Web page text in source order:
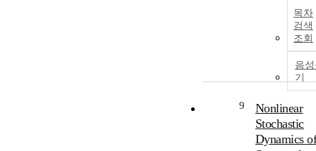
목차
검색
조회
음
기
9
Nonlinear
Stochastic
Dynamics